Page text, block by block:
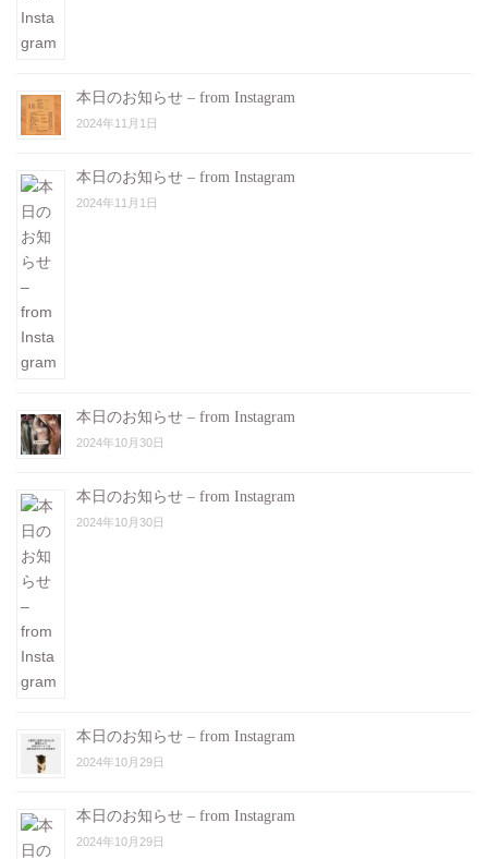
本日のお知らせ – from Instagram
2024年11月1日
本日のお知らせ – from Instagram
2024年11月1日
本日のお知らせ – from Instagram
2024年10月30日
本日のお知らせ – from Instagram
2024年10月30日
本日のお知らせ – from Instagram
2024年10月29日
本日のお知らせ – from Instagram
2024年10月29日